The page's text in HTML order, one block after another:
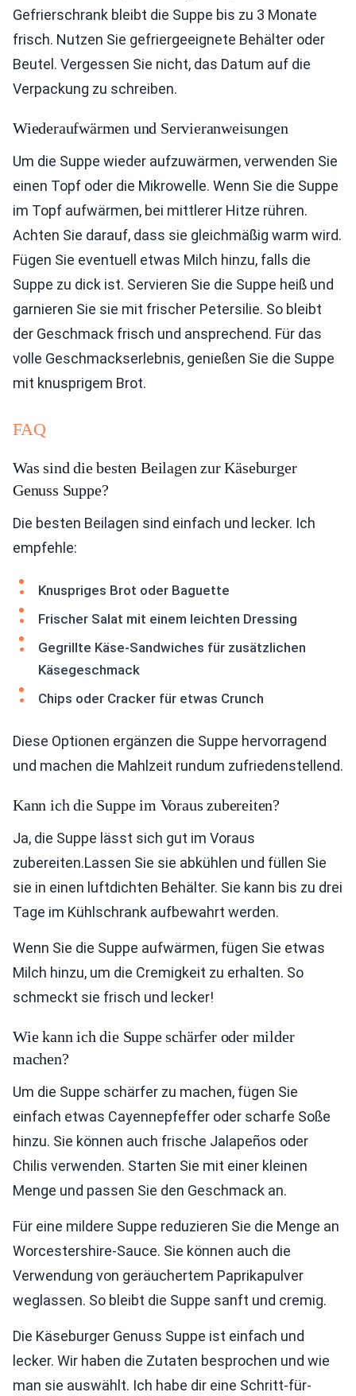
Gefrierschrank bleibt die Suppe bis zu 3 Monate
frisch. Nutzen Sie gefriergeeignete Behälter oder
Beutel. Vergessen Sie nicht, das Datum auf die
Verpackung zu schreiben.
Wiederaufwärmen und Servieranweisungen
Um die Suppe wieder aufzuwärmen, verwenden Sie
einen Topf oder die Mikrowelle. Wenn Sie die Suppe
im Topf aufwärmen, bei mittlerer Hitze rühren.
Achten Sie darauf, dass sie gleichmäßig warm wird.
Fügen Sie eventuell etwas Milch hinzu, falls die
Suppe zu dick ist. Servieren Sie die Suppe heiß und
garnieren Sie sie mit frischer Petersilie. So bleibt
der Geschmack frisch und ansprechend. Für das
volle Geschmackserlebnis, genießen Sie die Suppe
mit knusprigem Brot.
FAQ
Was sind die besten Beilagen zur Käseburger
Genuss Suppe?
Die besten Beilagen sind einfach und lecker. Ich
empfehle:
Knuspriges Brot oder Baguette
Frischer Salat mit einem leichten Dressing
Gegrillte Käse-Sandwiches für zusätzlichen
Käsegeschmack
Chips oder Cracker für etwas Crunch
Diese Optionen ergänzen die Suppe hervorragend
und machen die Mahlzeit rundum zufriedenstellend.
Kann ich die Suppe im Voraus zubereiten?
Ja, die Suppe lässt sich gut im Voraus
zubereiten.Lassen Sie sie abkühlen und füllen Sie
sie in einen luftdichten Behälter. Sie kann bis zu drei
Tage im Kühlschrank aufbewahrt werden.
Wenn Sie die Suppe aufwärmen, fügen Sie etwas
Milch hinzu, um die Cremigkeit zu erhalten. So
schmeckt sie frisch und lecker!
Wie kann ich die Suppe schärfer oder milder
machen?
Um die Suppe schärfer zu machen, fügen Sie
einfach etwas Cayennepfeffer oder scharfe Soße
hinzu. Sie können auch frische Jalapeños oder
Chilis verwenden. Starten Sie mit einer kleinen
Menge und passen Sie den Geschmack an.
Für eine mildere Suppe reduzieren Sie die Menge an
Worcestershire-Sauce. Sie können auch die
Verwendung von geräuchertem Paprikapulver
weglassen. So bleibt die Suppe sanft und cremig.
Die Käseburger Genuss Suppe ist einfach und
lecker. Wir haben die Zutaten besprochen und wie
man sie auswählt. Ich habe dir eine Schritt-für-